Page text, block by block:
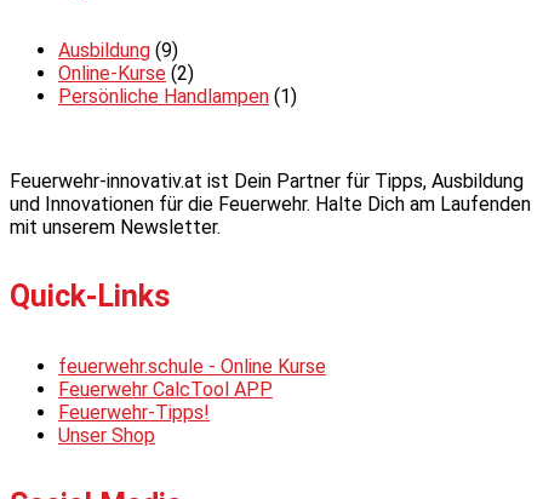
Ausbildung (9)
Online-Kurse (2)
Persönliche Handlampen (1)
Feuerwehr-innovativ.at ist Dein Partner für Tipps, Ausbildung
und Innovationen für die Feuerwehr. Halte Dich am Laufenden
mit unserem Newsletter.
Quick-Links
feuerwehr.schule - Online Kurse
Feuerwehr CalcTool APP
Feuerwehr-Tipps!
Unser Shop